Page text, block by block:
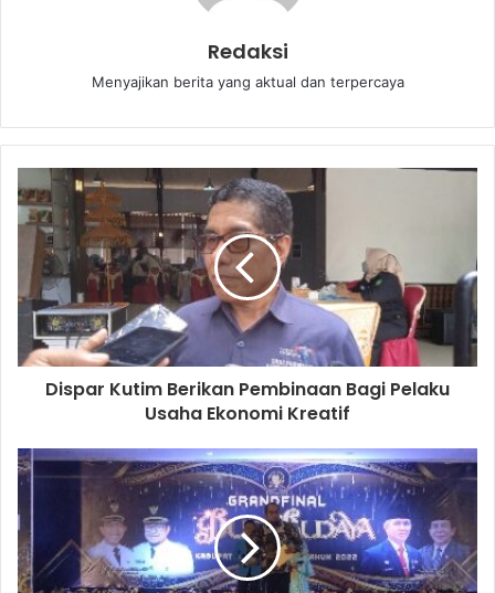
Redaksi
Menyajikan berita yang aktual dan terpercaya
Dispar Kutim Berikan Pembinaan Bagi Pelaku
Usaha Ekonomi Kreatif